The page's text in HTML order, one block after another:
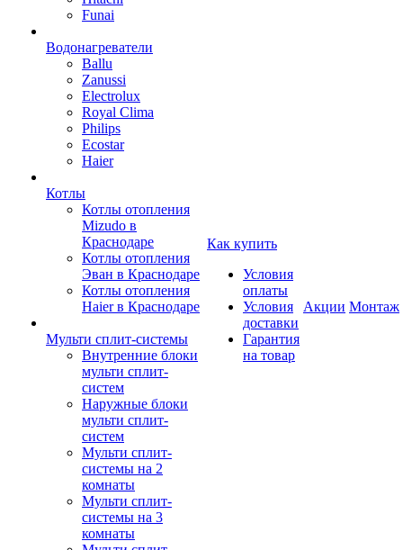
Funai
Водонагреватели
Ballu
Zanussi
Electrolux
Royal Clima
Philips
Ecostar
Haier
Котлы
Котлы отопления
Mizudo в
Краснодаре
Котлы отопления
Эван в Краснодаре
Котлы отопления
Haier в Краснодаре
Мульти сплит-системы
Внутренние блоки
мульти сплит-
систем
Наружные блоки
мульти сплит-
систем
Мульти сплит-
системы на 2
комнаты
Мульти сплит-
системы на 3
комнаты
Как купить
Условия
оплаты
Условия
доставки
Гарантия
на товар
Акции Монтаж